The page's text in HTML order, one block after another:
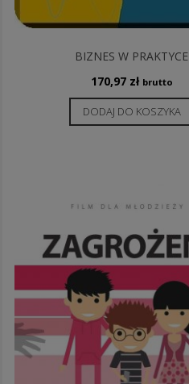
BIZNES W PRAKTYCE
170,97 zł brutto
DODAJ DO KOSZYKA